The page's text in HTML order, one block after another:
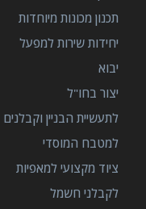
תכנון מכונות מיוחדות
יחידות שירות למפעל
יבוא
יצור בחו"ל
לתעשיית הבניין וקבלנים
למטבח המוסדי
ציוד מקצועי למאפיות
לקבלני חשמל